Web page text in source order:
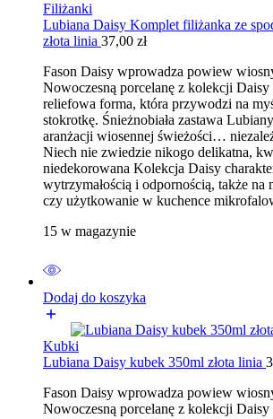
Filiżanki
Lubiana Daisy Komplet filiżanka ze
złota linia 37,00 zł
Fason Daisy wprowadza powiew
Nowoczesną porcelanę z kolekcji
reliefowa forma, która przywodzi na
stokrotkę. Śnieżnobiała zastawa
aranżacji wiosennej świeżości…
Niech nie zwiedzie nikogo delikatna,
niedekorowana Kolekcja Daisy
wytrzymałością i odpornością, także
czy użytkowanie w kuchence
15 w magazynie
Dodaj do koszyka
Kubki
Lubiana Daisy kubek 350ml złota linia
Fason Daisy wprowadza powiew
Nowoczesną porcelanę z kolekcji